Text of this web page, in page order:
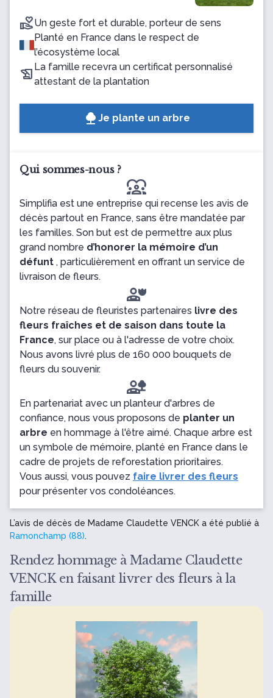
Un geste fort et durable, porteur de sens
Planté en France dans le respect de
l’écosystème local
La famille recevra un certificat personnalisé
attestant de la plantation
Je plante un arbre
Qui sommes-nous ?
diversity_1
Simplifia est une entreprise qui recense les avis de
décès partout en France, sans être mandatée par
les familles. Son but est de permettre aux plus
grand nombre d’honorer la mémoire d’un
défunt , particulièrement en offrant un service de
livraison de fleurs.
Notre réseau de fleuristes partenaires livre des
fleurs fraîches et de saison dans toute la
France, sur place ou à l'adresse de votre choix.
Nous avons livré plus de 160 000 bouquets de
fleurs du souvenir.
En partenariat avec un planteur d'arbres de
confiance, nous vous proposons de planter un
arbre en hommage à l'être aimé. Chaque arbre est
un symbole de mémoire, planté en France dans le
cadre de projets de reforestation prioritaires.
Vous aussi, vous pouvez faire livrer des fleurs
pour présenter vos condoléances.
L’avis de décès de Madame Claudette VENCK a été publié à
Ramonchamp (88).
Rendez hommage à Madame Claudette
VENCK en faisant livrer des fleurs à la
famille